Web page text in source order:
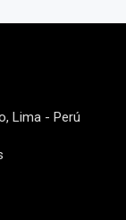
Lima - Perú